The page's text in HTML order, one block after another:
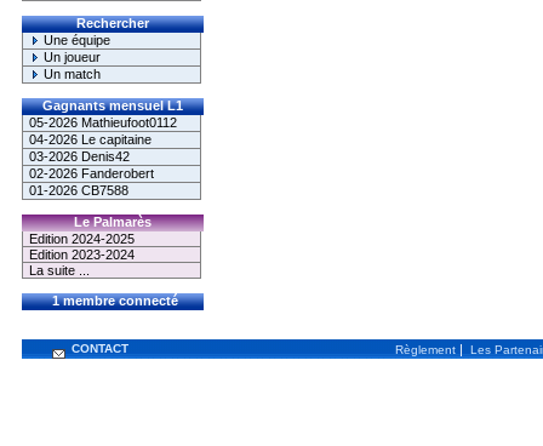
Rechercher
Une équipe
Un joueur
Un match
Gagnants mensuel L1
05-2026 Mathieufoot0112
04-2026 Le capitaine
03-2026 Denis42
02-2026 Fanderobert
01-2026 CB7588
Le Palmarès
Edition 2024-2025
Edition 2023-2024
La suite ...
1 membre connecté
CONTACT Règlement | Les